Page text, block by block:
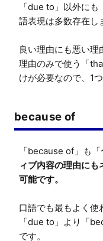
「due to」以外に
語表現は多数存在し
良い理由にも悪い
理由のみで使う「
けが必要なので、1
because of
「because of」も
ィブ内容の理由に
可能です。
口語でも最もよく使
「due to」より「
です。